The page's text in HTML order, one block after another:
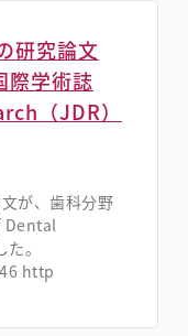
研究論文
際学術誌
（JDR）
が、歯科分野
Dental
。
http